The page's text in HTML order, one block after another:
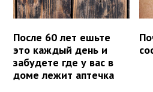
После 60 лет ешьте
это каждый день и
забудете где у вас в
доме лежит аптечка